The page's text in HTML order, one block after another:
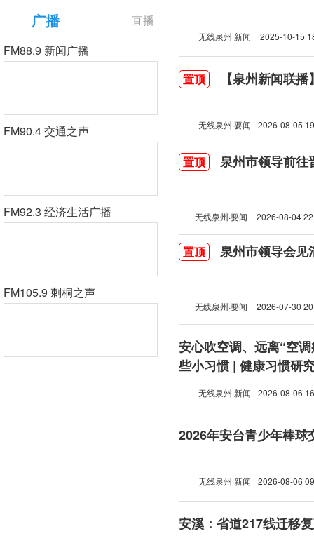
直播
广播
FM88.9 新闻广播
FM90.4 交通之声
FM92.3 经济生活广播
FM105.9 刺桐之声
无线泉州 新闻 2025-10-15
置顶 【泉州新闻联
无线泉州·要闻 2026-08-05
置顶 泉州市领导前往
无线泉州·要闻 2026-08-04
置顶 泉州市领导会见
无线泉州·要闻 2026-07-30
安心吹空调、远离“空
些小习惯 | 健康习惯研
无线泉州 新闻 2026-08-06
2026年安台青少年棒球
无线泉州 新闻 2026-08-06
安溪：省道217线迁移